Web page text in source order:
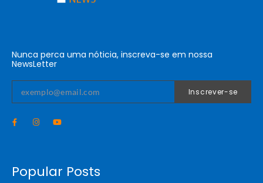
Nunca perca uma nóticia, inscreva-se em nossa
NewsLetter
Inscrever-se
Popular Posts